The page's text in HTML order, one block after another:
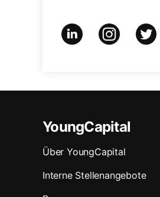
YoungCapital
Über YoungCapital
Interne Stellenangebote